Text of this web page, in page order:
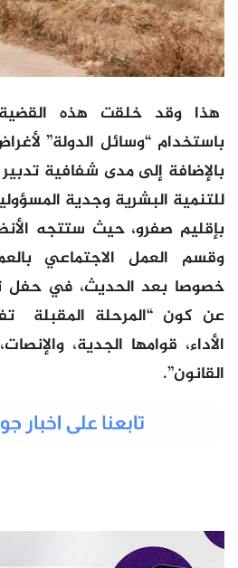
هذا وقد خلقت هذه القضية
باستخدام “وسائل الدولة”
بالإضافة إلى مدى شفافية تدبير
للتنمية البشرية وجدية
بإقليم صفرو، حيث ستتجه
وقسم العمل الاجتماعي
خصوصا بعد الحديث، في حفل
عن كون “المرحلة المقبلة
الأداء، قوامها الجدية،
القانون”.